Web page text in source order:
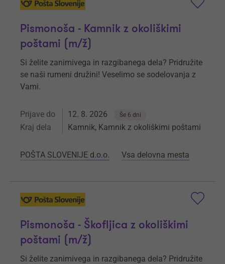
Pismonoša - Kamnik z okoliškimi
poštami (m/ž)
Si želite zanimivega in razgibanega dela? Pridružite
se naši rumeni družini! Veselimo se sodelovanja z
Vami.
Prijave do 12. 8. 2026 Še 6 dni
Kraj dela Kamnik, Kamnik z okoliškimi poštami
POŠTA SLOVENIJE d.o.o. Vsa delovna mesta
Pismonoša - Škofljica z okoliškimi
poštami (m/ž)
Si želite zanimivega in razgibanega dela? Pridružite